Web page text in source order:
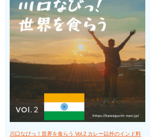
川口なびっ！世界を食らう Vol.2 カレー以外のインド料